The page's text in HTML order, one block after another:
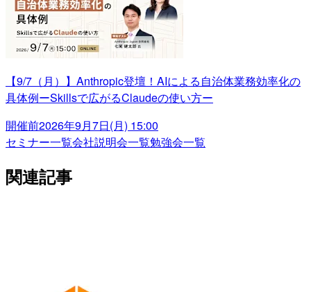
【9/7（月）】Anthropic登壇！AIによる自治体業務効率化の
具体例ーSkillsで広がるClaudeの使い方ー
開催前2026年9月7日(月) 15:00
セミナー一覧会社説明会一覧勉強会一覧
関連記事